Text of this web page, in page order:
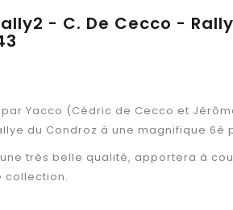
- C. De Cecco -
Yacco (Cédric de Cecco et
du Condroz à une magnifique 6è
très belle qualité, apportera à
collection.